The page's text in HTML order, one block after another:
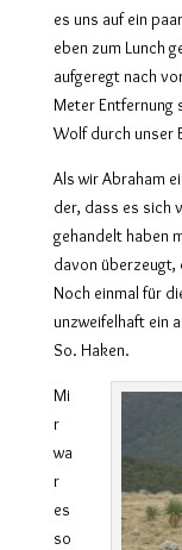
es uns auf ein
eben zum Lunch
aufgeregt nach
Meter
Wolf durch unser
Als wir Abraham
der, dass es sich
gehandelt haben
davon überzeugt,
Noch einmal für
unzweifelhaft ein
So. Haken.
Mi
r
wa
r
es
so